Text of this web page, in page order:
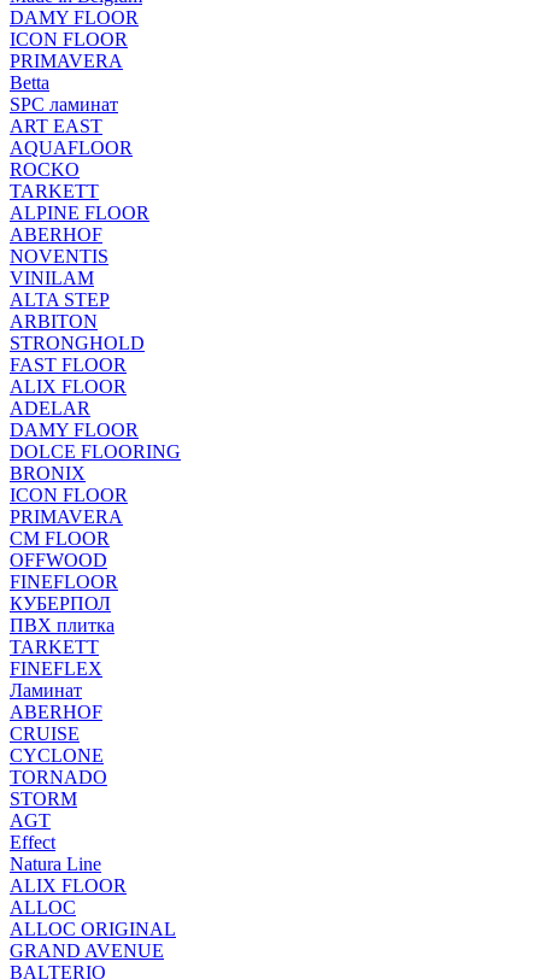
DAMY FLOOR
ICON FLOOR
PRIMAVERA
Betta
SPC ламинат
ART EAST
AQUAFLOOR
ROCKO
TARKETT
ALPINE FLOOR
ABERHOF
NOVENTIS
VINILAM
ALTA STEP
ARBITON
STRONGHOLD
FAST FLOOR
ALIX FLOOR
ADELAR
DAMY FLOOR
DOLCE FLOORING
BRONIX
ICON FLOOR
PRIMAVERA
CM FLOOR
OFFWOOD
FINEFLOOR
КУБЕРПОЛ
ПВХ плитка
TARKETT
FINEFLEX
Ламинат
ABERHOF
CRUISE
CYCLONE
TORNADO
STORM
AGT
Effect
Natura Line
ALIX FLOOR
ALLOC
ALLOC ORIGINAL
GRAND AVENUE
BALTERIO